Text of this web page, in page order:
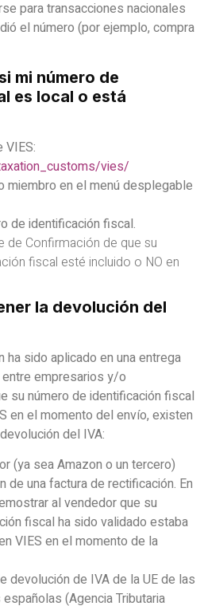
para transacciones nacionales
el número (por ejemplo, compra
mi número de
es local o está
vies/
miembro en el menú desplegable
de identificación fiscal.
de Confirmación de que su
fiscal esté incluido o NO en
la devolución del
sido aplicado en una entrega
empresarios y/o
su número de identificación fiscal
en el momento del envío, existen
del IVA:
(ya sea Amazon o un tercero)
de una factura de rectificación. En
al vendedor que su
fiscal ha sido validado estaba
VIES en el momento de la
devolución de IVA de la UE de las
(Agencia Tributaria